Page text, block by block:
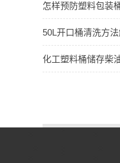
怎样预防塑料包装
50L开口桶清洗方
化工塑料桶储存柴